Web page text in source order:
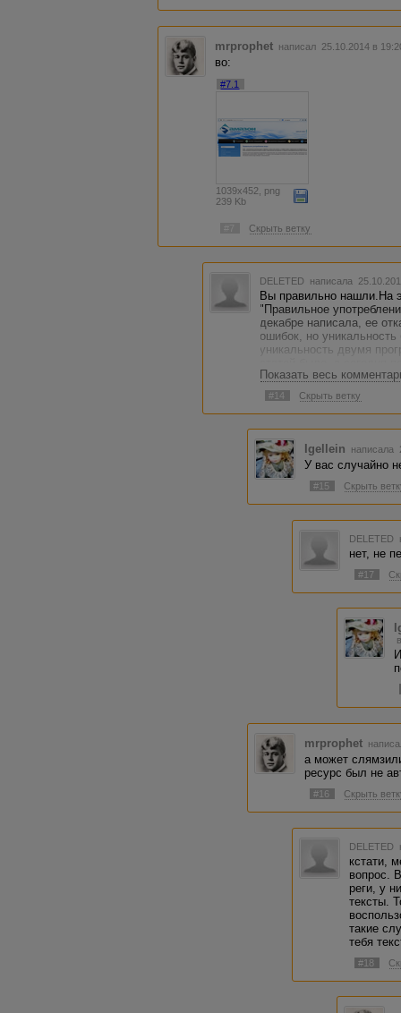
mrprophet написал 25.10.2014 в
во:
#7.1
1039x452, png
239 Kb
Скрыть ветку
DELETED написала
Вы правильно нашли.На
"Правильное
декабре написала, ее
ошибок, но
уникальность двумя
решила снова заняться
она уже кем-то
не знаю как и
написанию получилось.
Показать весь
#14 Скрыть ветку
Igellein написала
У вас случайно
#15 Скрыть
DELETED
нет, не
#17
mrprophet
а может
ресурс был не
#16 Скрыть
DELETED
кстати,
вопрос.
реги, у
тексты.
такие
тебя
#18